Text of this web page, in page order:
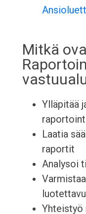
Mitkä
Ylläpitää
Laatia
raportit
Analysoi
Yhteistyö